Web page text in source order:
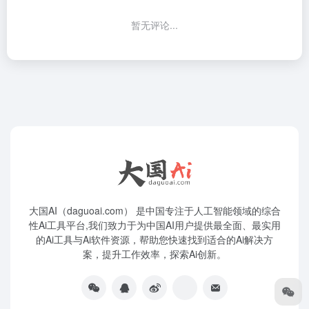
暂无评论...
大国AI（daguoai.com） 是中国专注于人工智能领域的综合
性Ai工具平台,我们致力于为中国AI用户提供最全面、最实用
的Ai工具与Ai软件资源，帮助您快速找到适合的Ai解决方
案，提升工作效率，探索Ai创新。